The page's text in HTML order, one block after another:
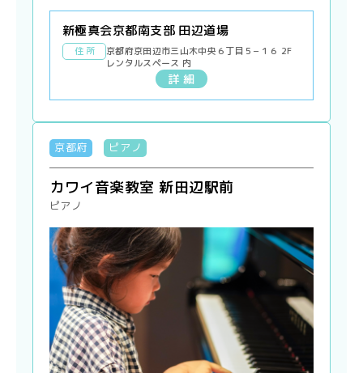
新極真会京都南支部 田辺道場
住 所
京都府京田辺市三山木中央６丁目５−１６ 2F
レンタルスペース 内
詳 細
京都府 ピアノ
カワイ音楽教室 新田辺駅前
ピアノ